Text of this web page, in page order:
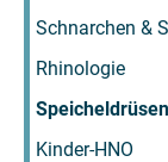
Schnarchen &
Rhinologie
Kinder-HNO